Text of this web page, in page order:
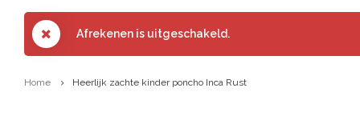
Afrekenen is uitgeschakeld.
Home Heerlijk zachte kinder poncho Inca Rust